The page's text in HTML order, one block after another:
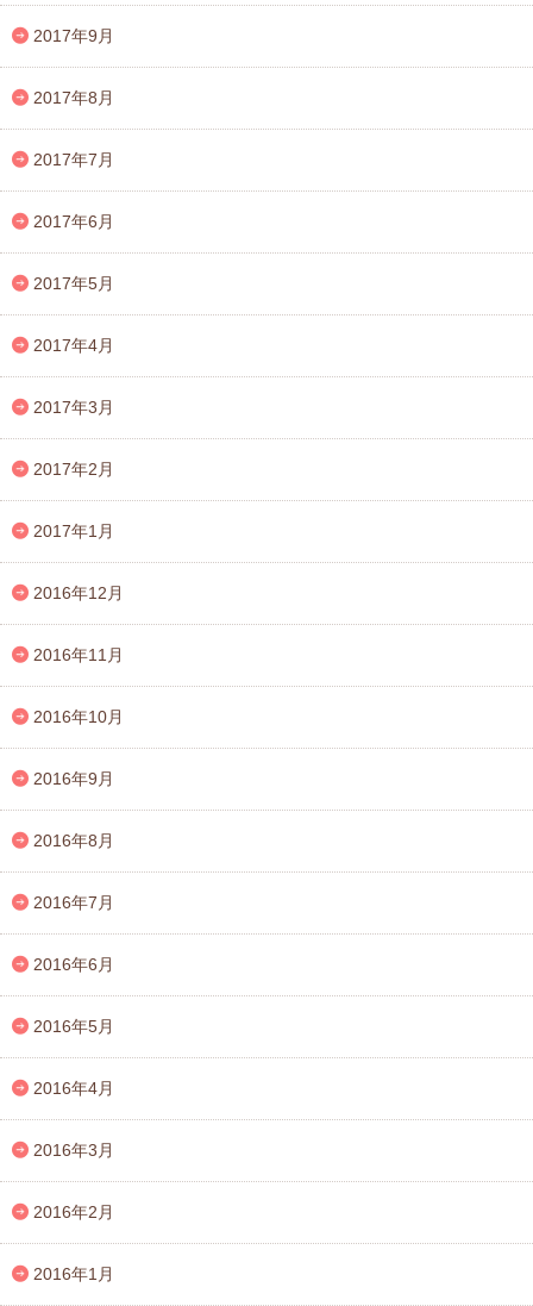
2017年9月
2017年8月
2017年7月
2017年6月
2017年5月
2017年4月
2017年3月
2017年2月
2017年1月
2016年12月
2016年11月
2016年10月
2016年9月
2016年8月
2016年7月
2016年6月
2016年5月
2016年4月
2016年3月
2016年2月
2016年1月